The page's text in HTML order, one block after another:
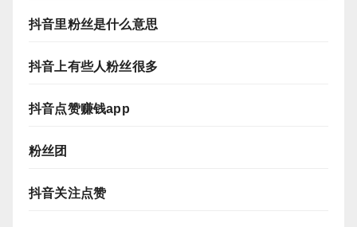
抖音里粉丝是什么意思
抖音上有些人粉丝很多
抖音点赞赚钱app
粉丝团
抖音关注点赞